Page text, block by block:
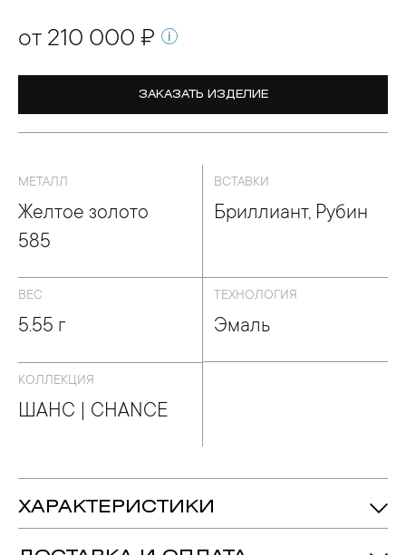
от 210 000 ₽
ЗАКАЗАТЬ ИЗДЕЛИЕ
МЕТАЛЛ
Желтое золото
585
ВСТАВКИ
Бриллиант, Рубин
ВЕС
5.55 г
ТЕХНОЛОГИЯ
Эмаль
КОЛЛЕКЦИЯ
ШАНС | CHANCE
ХАРАКТЕРИСТИКИ